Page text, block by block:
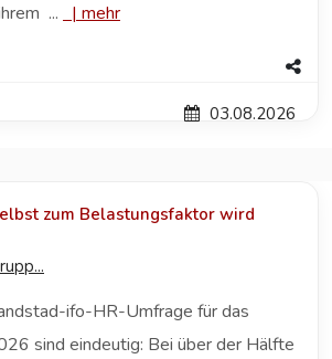
...
| mehr
03.08.2026
zum Belastungsfaktor wird
ifo-HR-Umfrage für das
sind eindeutig: Bei über der Hälfte